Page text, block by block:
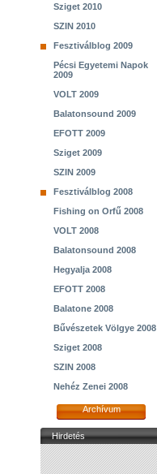
Sziget 2010
SZIN 2010
Fesztiválblog 2009
Pécsi Egyetemi Napok
2009
VOLT 2009
Balatonsound 2009
EFOTT 2009
Sziget 2009
SZIN 2009
Fesztiválblog 2008
Fishing on Orfű 2008
VOLT 2008
Balatonsound 2008
Hegyalja 2008
EFOTT 2008
Balatone 2008
Bűvészetek Völgye 2008
Sziget 2008
SZIN 2008
Nehéz Zenei 2008
Archívum
Hirdetés